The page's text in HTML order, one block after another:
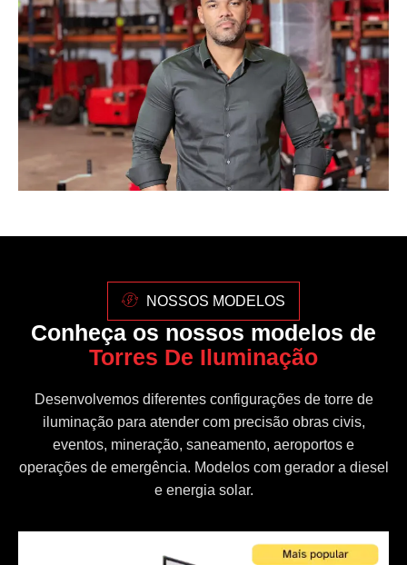
NOSSOS MODELOS
Conheça os nossos modelos de
Torres De Iluminação
Desenvolvemos diferentes configurações de torre de
iluminação para atender com precisão obras civis,
eventos, mineração, saneamento, aeroportos e
operações de emergência. Modelos com gerador a diesel
e energia solar.